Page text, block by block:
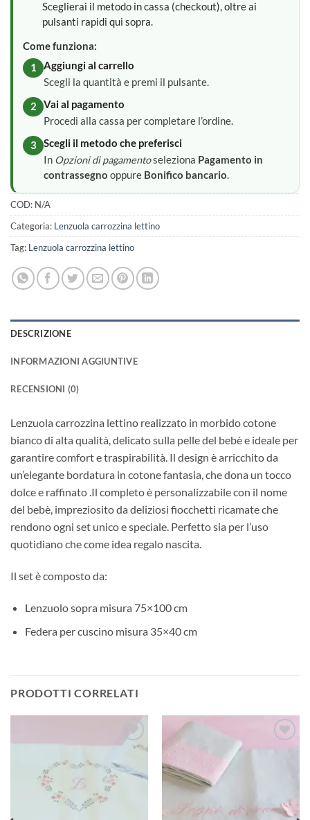
Sceglierai il metodo in cassa (checkout), oltre ai
pulsanti rapidi qui sopra.
Come funziona:
1
Aggiungi al carrello
Scegli la quantità e premi il pulsante.
2
Vai al pagamento
Procedi alla cassa per completare l’ordine.
3
Scegli il metodo che preferisci
In Opzioni di pagamentoseleziona Pagamento in
contrassegno oppure Bonifico bancario.
COD: N/A
Categoria: Lenzuola carrozzina lettino
Tag: Lenzuola carrozzina lettino
DESCRIZIONE
INFORMAZIONI AGGIUNTIVE
RECENSIONI (0)
Lenzuola carrozzina lettino realizzato in morbido cotone
bianco di alta qualità, delicato sulla pelle del bebè e ideale per
garantire comfort e traspirabilità. Il design è arricchito da
un’elegante bordatura in cotone fantasia, che dona un tocco
dolce e raffinato .Il completo è personalizzabile con il nome
del bebè, impreziosito da deliziosi fiocchetti ricamate che
rendono ogni set unico e speciale. Perfetto sia per l’uso
quotidiano che come idea regalo nascita.
Il set è composto da:
Lenzuolo sopra misura 75×100 cm
Federa per cuscino misura 35×40 cm
PRODOTTI CORRELATI
Aggiungi
dei
desideri
Aggiungi